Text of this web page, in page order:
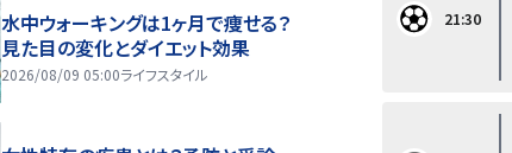
水中ウォーキングは1ヶ月で痩せる？
見た目の変化とダイエット効果
2026/08/09 05:00ライフスタイル
21:30